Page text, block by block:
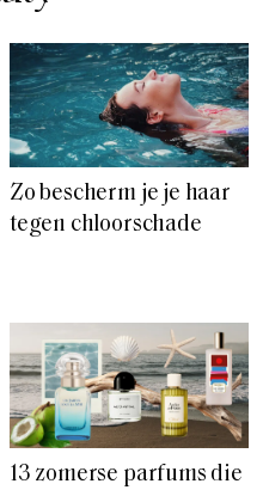
Zo bescherm je je haar
tegen chloorschade
13 zomerse parfums die